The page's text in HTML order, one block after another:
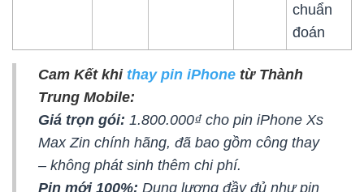
chuẩn
đoán
Cam Kết khi thay pin iPhone từ Thành
Trung Mobile:
Giá trọn gói: 1.800.000₫ cho pin iPhone Xs
Max Zin chính hãng, đã bao gồm công thay
– không phát sinh thêm chi phí.
Pin mới 100%: Dung lượng đầy đủ như pin